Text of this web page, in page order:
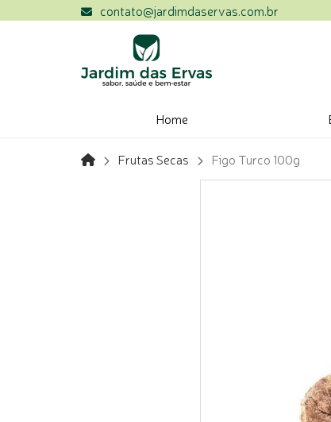
contato@jardimdaservas.com.br
Home
Frutas Secas Figo Turco 100g